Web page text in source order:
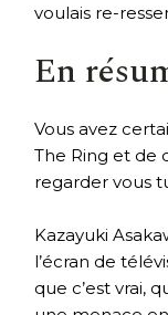
voulais re-
En
Vous avez
The Ring et de
regarder vous
Kazayuki
l’écran de
que c’est vrai,